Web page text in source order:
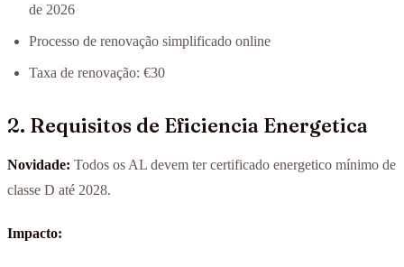
de 2026
Processo de renovação simplificado online
Taxa de renovação: €30
2. Requisitos de Eficiencia Energetica
Novidade: Todos os AL devem ter certificado energetico mínimo de
classe D até 2028.
Impacto: